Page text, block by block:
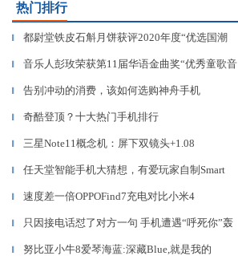
热门排行
▎ 都尉堂铁皮石斛月饼获评2020年度“优选国潮
▎ 音乐人彭玫荣获第11届华语金曲奖“优秀童歌音
▎ 告别冲动的消费，该如何选购神舟手机
▎ 奇酷登顶？十大热门手机排行
▎ 三星Note11概念机：屏下双镜头+1.08
▎ 任天堂智能手机大猜想，有爱玩家自制Smart
▎ 速度差一倍OPPOFind7充电对比小米4
▎ 只因接电话怼了对方一句 手机遭遇“呼死你”轰
▎ 努比亚小牛8爱琴海蓝:深藏Blue,就是我的